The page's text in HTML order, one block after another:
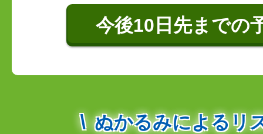
今後10日先までの
ぬかるみによるリ